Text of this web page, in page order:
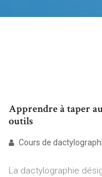
Apprendre à taper
outils
Cours de
La dactylographie